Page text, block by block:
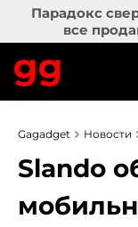
Парадокс
все
Gagadget Новости
Slando